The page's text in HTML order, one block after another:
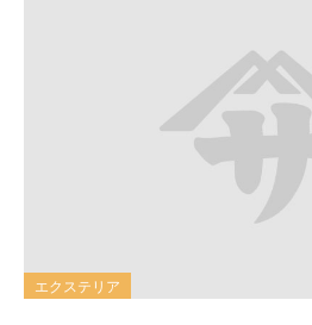
エクステリア